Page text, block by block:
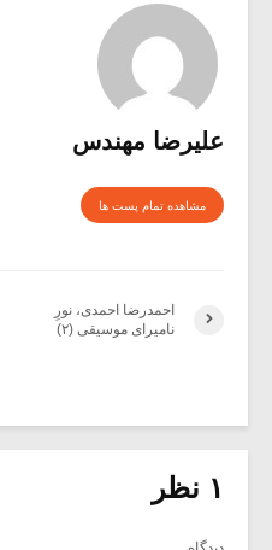
علیرضا مهندس
مشاهده تمام پست ها
احمدرضا احمدی، نورِ
نامیرای موسیقی (۲)
۱ نظر